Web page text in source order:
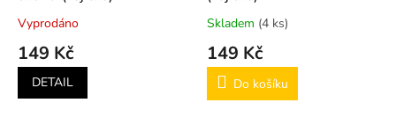
Vyprodáno
149 Kč
DETAIL
Skladem (4 ks)
149 Kč
Do košíku